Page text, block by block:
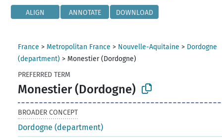
ALIGN ANNOTATE DOWNLOAD
France > Metropolitan France > Nouvelle-Aquitaine > Dordogne
(department) > Monestier (Dordogne)
PREFERRED TERM
Monestier (Dordogne)
BROADER CONCEPT
Dordogne (department)